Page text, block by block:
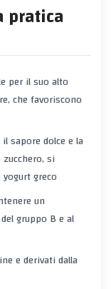
pratica
per il suo alto
che favoriscono
sapore dolce e la
si
greco
un
gruppo B e al
e derivati dalla